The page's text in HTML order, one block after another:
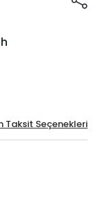
Taksit Seçenekleri